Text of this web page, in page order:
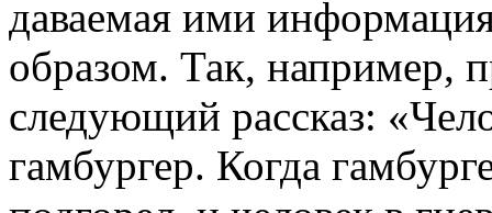
даваемая ими
образом. Так, напри­мер,
следующий рассказ:
гамбургер. Когда